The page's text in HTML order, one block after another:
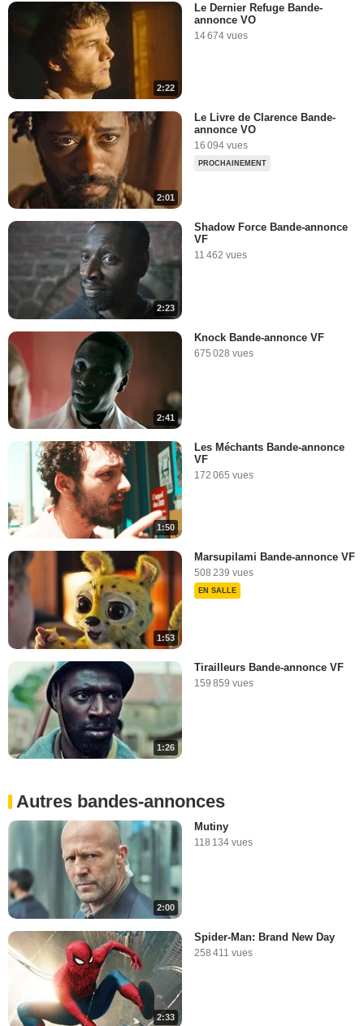
2:22
Le Dernier Refuge Bande-
annonce VO
14 674 vues
2:01
Le Livre de Clarence Bande-
annonce VO
16 094 vues
PROCHAINEMENT
2:23
Shadow Force Bande-annonce
VF
11 462 vues
2:41
Knock Bande-annonce VF
675 028 vues
1:50
Les Méchants Bande-annonce
VF
172 065 vues
1:53
Marsupilami Bande-annonce VF
508 239 vues
EN SALLE
1:26
Tirailleurs Bande-annonce VF
159 859 vues
Autres bandes-annonces
2:00
Mutiny
118 134 vues
2:33
Spider-Man: Brand New Day
258 411 vues